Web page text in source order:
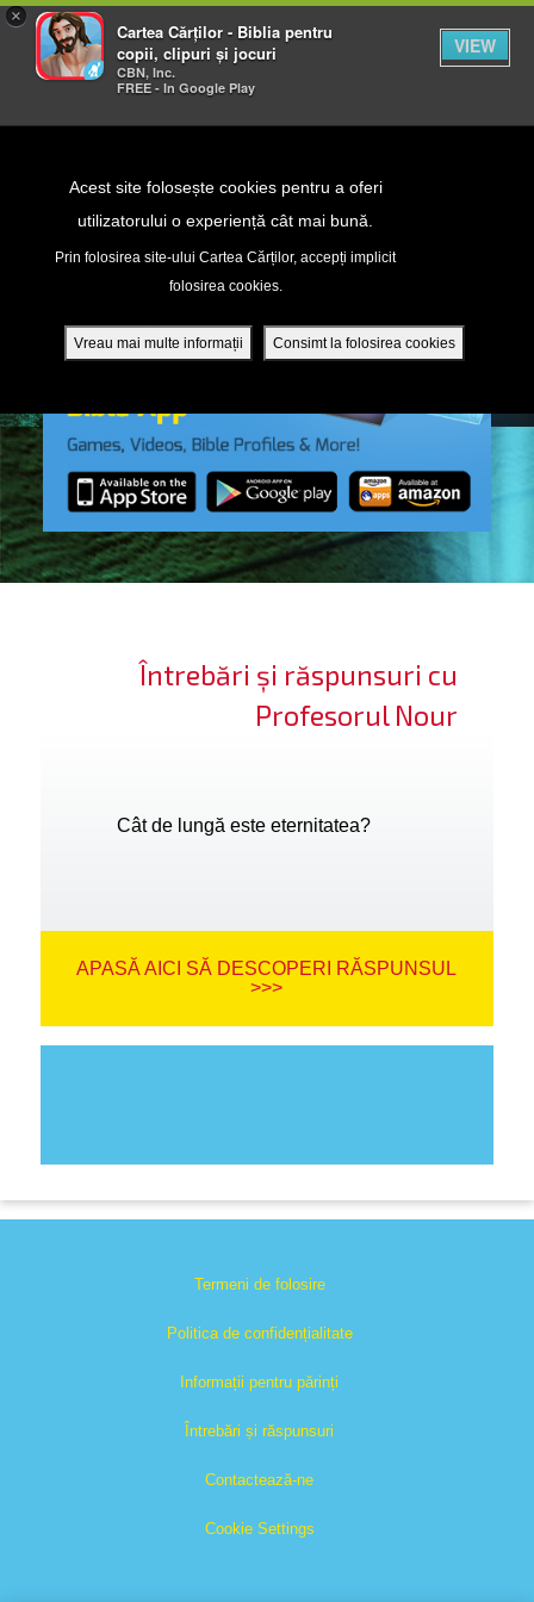
×
Cartea Cărților - Biblia pentru
copii, clipuri și jocuri
CBN, Inc.
FREE - In Google Play
VIEW
Acest site folosește cookies pentru a oferi
utilizatorului o experiență cât mai bună.
Prin folosirea site-ului Cartea Cărților, accepți implicit
folosirea cookies.
Vreau mai multe informații Consimt la folosirea cookies
DVD - Sezoane 1-4
mobilă
te
Întrebări și răspunsuri cu
Profesorul Nour
Cât de lungă este eternitatea?
APASĂ AICI SĂ DESCOPERI RĂSPUNSUL
>>>
Termeni de folosire
Politica de confidențialitate
Informații pentru părinți
Întrebări și răspunsuri
Contactează-ne
Cookie Settings